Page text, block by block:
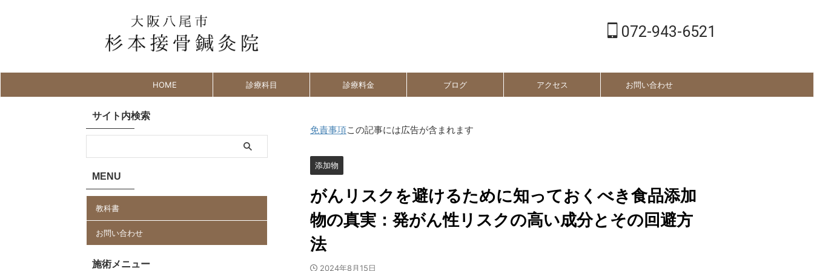
072-943-6521
HOME 診療科目 診療料金 ブログ アクセス お問い合わせ
免責事項この記事には広告が含まれます
添加物
がんリスクを避けるために知っておくべき食品添加
物の真実：発がん性リスクの高い成分とその回避方
法
2024年8月15日
サイト内検索
MENU
教科書
お問い合わせ
施術メニュー